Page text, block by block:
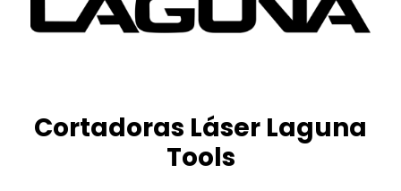
Cortadoras Láser Laguna
Tools